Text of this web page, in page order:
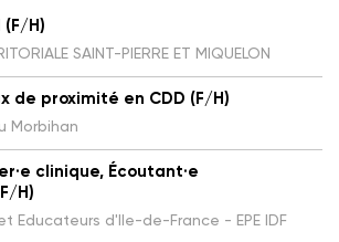
H)
SAINT-PIERRE ET MIQUELON
de proximité en CDD (F/H)
Morbihan
clinique, Écoutant·e
H)
Educateurs d'Ile-de-France - EPE IDF